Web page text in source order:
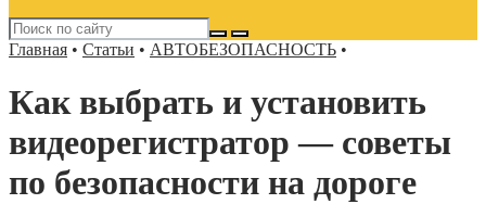
Главная • Статьи • АВТОБЕЗОПАСНОСТЬ •
Как выбрать и установить
видеорегистратор — советы
по безопасности на дороге